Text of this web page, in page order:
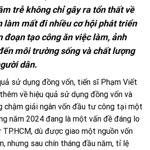
trễ không chỉ gây ra tổn thất về
làm mất đi nhiều cơ hội phát triển
đoạn tạo công ăn việc làm, ảnh
môi trường sống và chất lượng
dân.
sử dụng đồng vốn, tiến sĩ Phạm Viết
về hiệu quả sử dụng đồng vốn và
chậm giải ngân vốn đầu tư công tại một
năm 2024 đang là một vấn đề đáng lo
TP.HCM, dù được giao một nguồn vốn
nhưng sau chín tháng đầu năm, tỉ lệ